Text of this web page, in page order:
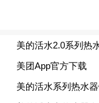
皮发炎等不适
器研究院联合
康沐浴白皮书